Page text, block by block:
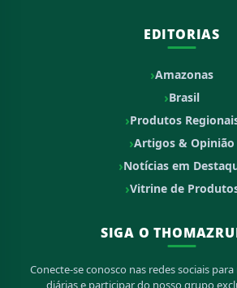
EDITORIAS
Amazonas
Brasil
Produtos
Artigos & Opinião
Notícias em
Vitrine de
SIGA O
Conecte-se conosco nas redes sociais
diárias e participar do nosso grupo